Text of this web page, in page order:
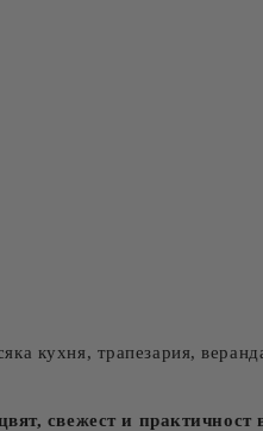
кухня, трапезария,
свежест и